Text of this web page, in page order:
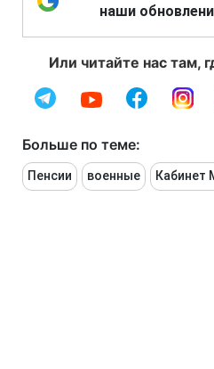
наши
Или читайте нас там,
Больше по теме:
Пенсии военные Кабинет